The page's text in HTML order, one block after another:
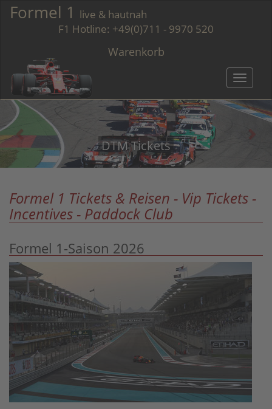
Formel 1
live & hautnah
F1 Hotline: +49(0)711 - 9970 520
Warenkorb
Toggle
DTM Tickets
Formel 1 Tickets
Formel 1 Tickets & Reisen - Vip Tickets -
Incentives - Paddock Club
Formel 1-Saison 2026